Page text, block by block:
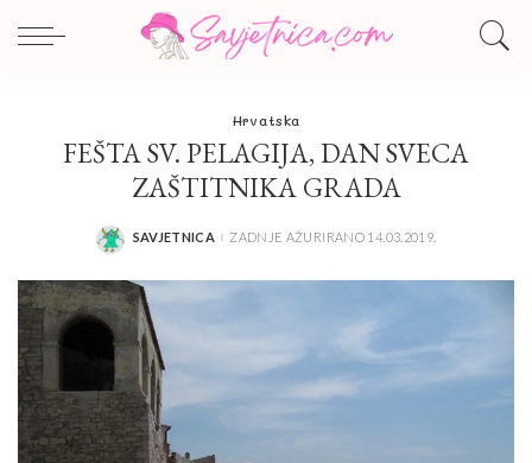
Hrvatska
FEŠTA SV. PELAGIJA, DAN SVECA
ZAŠTITNIKA GRADA
POSTED
SAVJETNICA ZADNJE AŽURIRANO 14.03.2019.